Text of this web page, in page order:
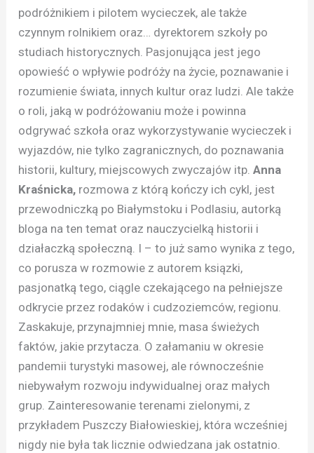
podróżnikiem i pilotem wycieczek, ale także
czynnym rolnikiem oraz… dyrektorem szkoły po
studiach historycznych. Pasjonująca jest jego
opowieść o wpływie podróży na życie, poznawanie i
rozumienie świata, innych kultur oraz ludzi. Ale także
o roli, jaką w podróżowaniu może i powinna
odgrywać szkoła oraz wykorzystywanie wycieczek i
wyjazdów, nie tylko zagranicznych, do poznawania
historii, kultury, miejscowych zwyczajów itp.Anna
Kraśnicka, rozmowa z którą kończy ich cykl, jest
przewodniczką po Białymstoku i Podlasiu, autorką
bloga na ten temat oraz nauczycielką historii i
działaczką społeczną. I – to już samo wynika z tego,
co porusza w rozmowie z autorem ksiązki,
pasjonatką tego, ciągle czekającego na pełniejsze
odkrycie przez rodaków i cudzoziemców, regionu.
Zaskakuje, przynajmniej mnie, masa świeżych
faktów, jakie przytacza. O załamaniu w okresie
pandemii turystyki masowej, ale równocześnie
niebywałym rozwoju indywidualnej oraz małych
grup. Zainteresowanie terenami zielonymi, z
przykładem Puszczy Białowieskiej, która wcześniej
nigdy nie była tak licznie odwiedzana jak ostatnio.